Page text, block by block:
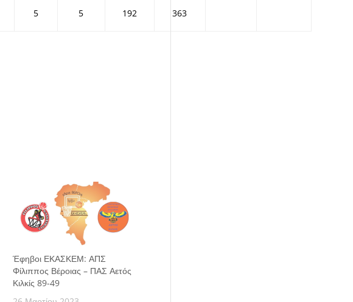
5 5 192 363
Έφηβοι ΕΚΑΣΚΕΜ: ΑΠΣ
Φίλιππος Βέροιας – ΠΑΣ Αετός
Κιλκίς 89-49